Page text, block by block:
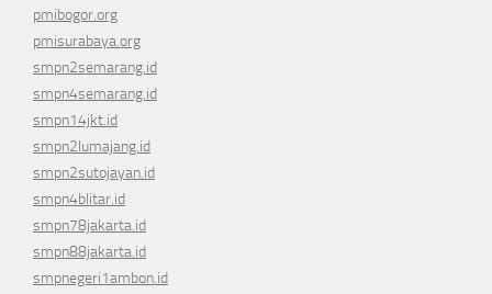
pmibogor.org
pmisurabaya.org
smpn2semarang.id
smpn4semarang.id
smpn14jkt.id
smpn2lumajang.id
smpn2sutojayan.id
smpn4blitar.id
smpn78jakarta.id
smpn88jakarta.id
smpnegeri1ambon.id